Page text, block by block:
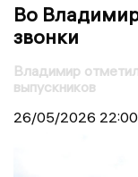
Во
звонки
Владимир
выпускников
26/05/2026 22:00